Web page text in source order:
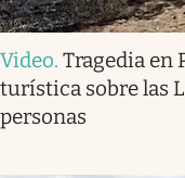
Video. Tragedia en
turística sobre las
personas